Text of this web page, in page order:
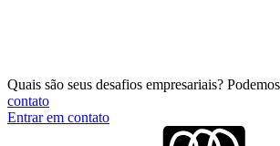
Quais são seus desafios empresariais?
contato
Entrar em contato